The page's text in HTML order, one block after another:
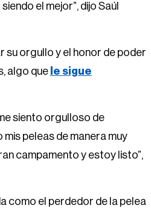
el mejor”, dijo Saúl
su orgullo y el honor de poder
algo que le sigue
siento orgulloso de
peleas de manera muy
campamento y estoy listo”,
como el perdedor de la pelea